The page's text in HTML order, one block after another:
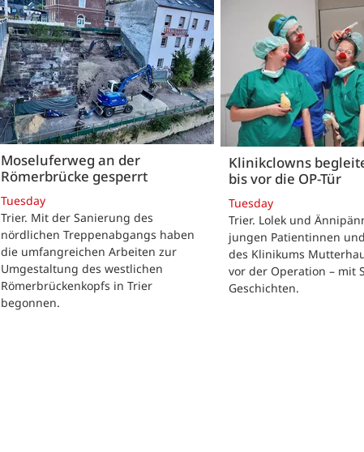
Moseluferweg an der
Römerbrücke gesperrt
Tuesday
Trier. Mit der Sanierung des
nördlichen Treppenabgangs haben
die umfangreichen Arbeiten zur
Umgestaltung des westlichen
Römerbrückenkopfs in Trier
begonnen.
Klinikclowns
bis vor die OP-Tür
Tuesday
Trier. Lolek und
jungen Patientinnen
des Klinikums
vor der Operation – mit
Geschichten.